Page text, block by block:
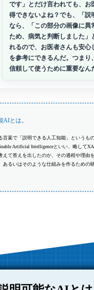
です」とだけ言われても、お
得できないよね？でも、「説
なら、「この部分の画像に異
ため、病気と判断しました」
れるので、お医者さんも安心
を参考にできるんだ。つまり
信頼して使うために重要なん
AIとは。
言葉で「説明できる人工知能」というも
Artificial Intelligenceといい、略して
えて答えを出したのか、その過程や理由
あるいはそのような仕組みを作るための